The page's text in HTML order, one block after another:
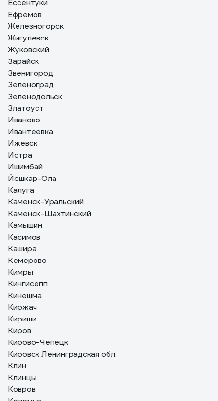
Ессентуки
Ефремов
Железногорск
Жигулевск
Жуковский
Зарайск
Звенигород
Зеленоград
Зеленодольск
Златоуст
Иваново
Ивантеевка
Ижевск
Истра
Ишимбай
Йошкар-Ола
Калуга
Каменск-Уральский
Каменск-Шахтинский
Камышин
Касимов
Кашира
Кемерово
Кимры
Кингисепп
Кинешма
Киржач
Кириши
Киров
Кирово-Чепецк
Кировск Ленинградская обл.
Клин
Клинцы
Ковров